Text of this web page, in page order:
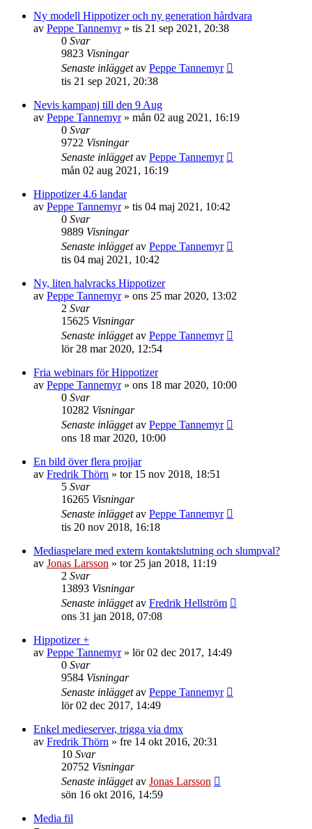
Ny modell Hippotizer och ny generation hårdvara
av Peppe Tannemyr» tis 21 sep 2021, 20:38
0 Svar
9823 Visningar
Senaste inläggetav Peppe Tannemyr
tis 21 sep 2021, 20:38
Nevis kampanj till den 9 Aug
av Peppe Tannemyr» mån 02 aug 2021, 16:19
0 Svar
9722 Visningar
Senaste inläggetav Peppe Tannemyr
mån 02 aug 2021, 16:19
Hippotizer 4.6 landar
av Peppe Tannemyr» tis 04 maj 2021, 10:42
0 Svar
9889 Visningar
Senaste inläggetav Peppe Tannemyr
tis 04 maj 2021, 10:42
Ny, liten halvracks Hippotizer
av Peppe Tannemyr» ons 25 mar 2020, 13:02
2 Svar
15625 Visningar
Senaste inläggetav Peppe Tannemyr
lör 28 mar 2020, 12:54
Fria webinars för Hippotizer
av Peppe Tannemyr» ons 18 mar 2020, 10:00
0 Svar
10282 Visningar
Senaste inläggetav Peppe Tannemyr
ons 18 mar 2020, 10:00
En bild över flera projjar
av Fredrik Thörn » tor 15 nov 2018, 18:51
5 Svar
16265 Visningar
Senaste inläggetav Peppe Tannemyr
tis 20 nov 2018, 16:18
Mediaspelare med extern kontaktslutning och slumpval?
av Jonas Larsson » tor 25 jan 2018, 11:19
2 Svar
13893 Visningar
Senaste inläggetav Fredrik Hellström
ons 31 jan 2018, 07:08
Hippotizer +
av Peppe Tannemyr» lör 02 dec 2017, 14:49
0 Svar
9584 Visningar
Senaste inläggetav Peppe Tannemyr
lör 02 dec 2017, 14:49
Enkel medieserver, trigga via dmx
av Fredrik Thörn » fre 14 okt 2016, 20:31
10 Svar
20752 Visningar
Senaste inläggetav Jonas Larsson
sön 16 okt 2016, 14:59
Media fil